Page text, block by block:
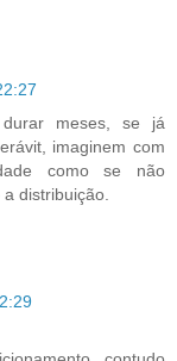
meses, se já
imaginem com
como se não
distribuição.